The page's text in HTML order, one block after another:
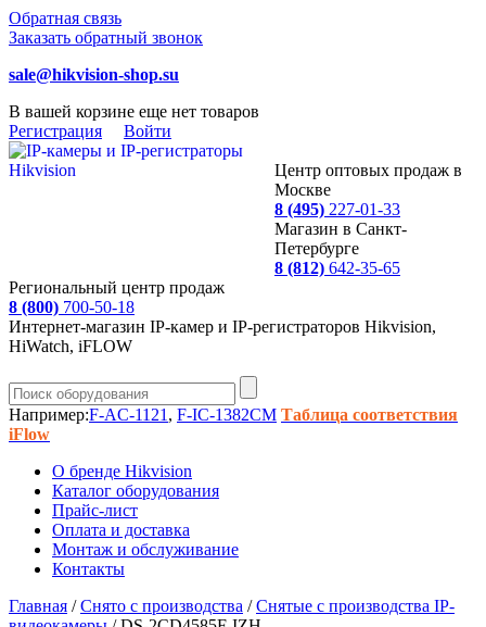
Обратная связь
Заказать обратный звонок
sale@hikvision-shop.su
В вашей корзине еще нет товаров
Регистрация
Войти
Центр оптовых продаж в
Москве
8 (495) 227-01-33
Магазин в Санкт-
Петербурге
8 (812) 642-35-65
Региональный центр продаж
8 (800) 700-50-18
Интернет-магазин IP-камер и IP-регистраторов Hikvision,
HiWatch, iFLOW
Например:F-AC-1121 , F-IC-1382CM Таблица соответствия
iFlow
О бренде Hikvision
Каталог оборудования
Прайс-лист
Оплата и доставка
Монтаж и обслуживание
Контакты
Главная /Снято с производства /Снятые с производства IP-